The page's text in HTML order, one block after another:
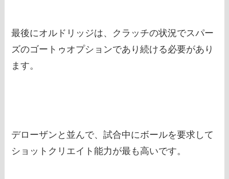
最後にオルドリッジは、クラッチの状況でスパー
ズのゴートゥオプションであり続ける必要があり
ます。
デローザンと並んで、試合中にボールを要求して
ショットクリエイト能力が最も高いです。